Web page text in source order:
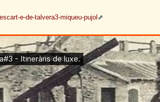
e-de-talvera3-miqueu-pujol